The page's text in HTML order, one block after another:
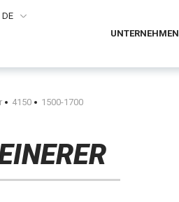
DE
UNTERNEHMEN
4150 1500-1700